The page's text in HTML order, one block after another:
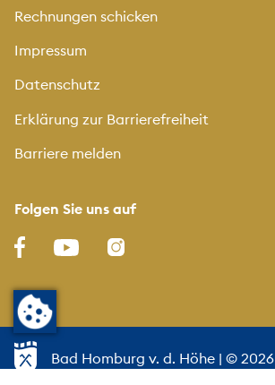
Rechnungen schicken
Impressum
Datenschutz
Erklärung zur Barrierefreiheit
Barriere melden
Folgen Sie uns auf
Bad Homburg v. d. Höhe | © 2026